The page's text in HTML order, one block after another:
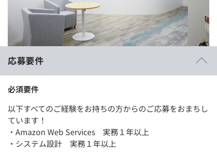
応募要件
必須要件
以下すべてのご経験をお持ちの方からのご応募をおまちし
ています！
・Amazon Web Services 実務１年以上
・システム設計 実務１年以上